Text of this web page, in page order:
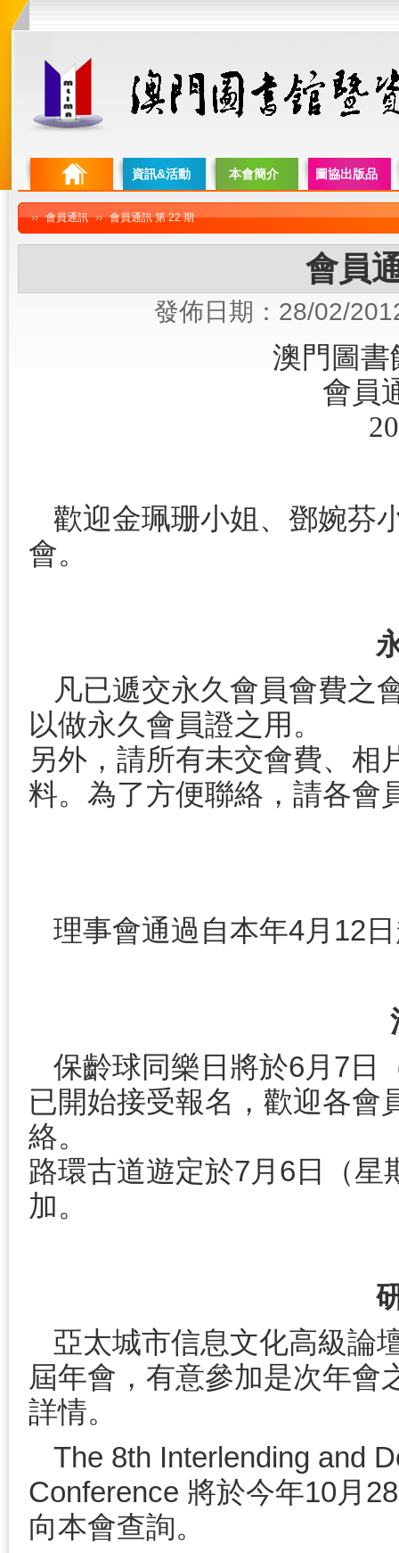
資訊&活動 本會簡介 圖協出版品
›› 會員通訊 ›› 會員通訊 第 22 期
會員
發佈日期：28/02/
澳門圖書
會員
歡迎金珮珊小姐、鄧婉芬
會。
凡已遞交永久會員會費之
以做永久會員證之用。
另外，請所有未交會費、相
料。為了方便聯絡，請各會
理事會通過自本年4月12
保齡球同樂日將於6月7日
已開始接受報名，歡迎各會
絡。
路環古道遊定於7月6日（
加。
亞太城市信息文化高級論
屆年會，有意參加是次年會
詳情。
The 8th Interlending and
Conference 將於今年10月
向本會查詢。